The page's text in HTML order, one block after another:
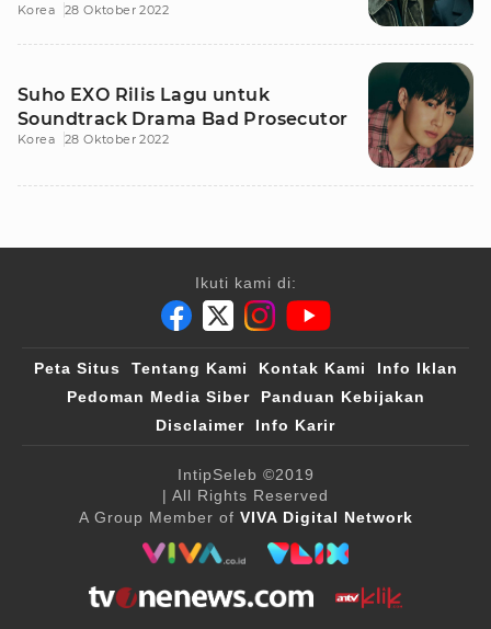
Korea 28 Oktober 2022
Suho EXO Rilis Lagu untuk
Soundtrack Drama Bad Prosecutor
Korea 28 Oktober 2022
Ikuti kami di:
Peta Situs Tentang Kami Kontak Kami
Info Iklan
Pedoman Media Siber
Panduan Kebijakan
Disclaimer
Info Karir
IntipSeleb ©2019
| All Rights Reserved
A Group Member of VIVA Digital Network